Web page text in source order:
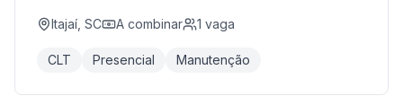
Itajaí, SC A combinar 1 vaga
CLT Presencial Manutenção